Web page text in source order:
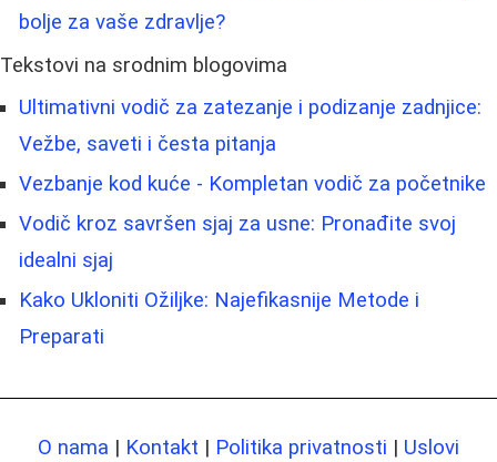
bolje za vaše zdravlje?
Tekstovi na srodnim blogovima
Ultimativni vodič za zatezanje i podizanje zadnjice:
Vežbe, saveti i česta pitanja
Vezbanje kod kuće - Kompletan vodič za početnike
Vodič kroz savršen sjaj za usne: Pronađite svoj
idealni sjaj
Kako Ukloniti Ožiljke: Najefikasnije Metode i
Preparati
O nama | Kontakt | Politika privatnosti | Uslovi